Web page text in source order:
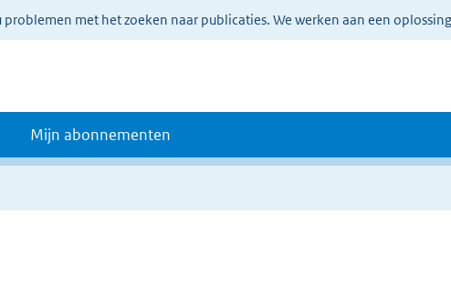
met het zoeken naar publicaties. We werken aan een
Mijn abonnementen